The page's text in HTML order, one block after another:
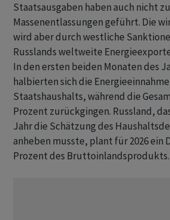
Staatsausgaben haben auch nicht zu
Massenentlassungen geführt. Die
wird aber durch westliche
Russlands weltweite
‌In den ersten beiden Monaten des
halbierten sich die
Staatshaushalts, während die
Prozent zurückgingen. Russland,
Jahr die Schätzung des
anheben musste, plant für 2026 ein
Prozent des Bruttoinlandsprodukts.